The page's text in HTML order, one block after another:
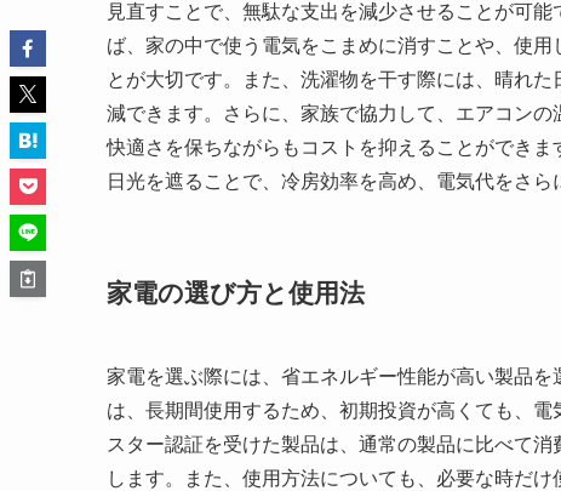
見直すことで、無駄な支出を減少させることが可
ば、家の中で使う電気をこまめに消すことや、使
とが大切です。また、洗濯物を干す際には、晴れ
減できます。さらに、家族で協力して、エアコン
快適さを保ちながらもコストを抑えることができ
日光を遮ることで、冷房効率を高め、電気代をさら
家電の選び方と使用法
家電を選ぶ際には、省エネルギー性能が高い製品
は、長期間使用するため、初期投資が高くても、
スター認証を受けた製品は、通常の製品に比べて
します。また、使用方法についても、必要な時だ